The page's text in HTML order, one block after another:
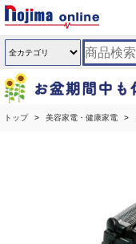
トップ 美容家電・健康家電